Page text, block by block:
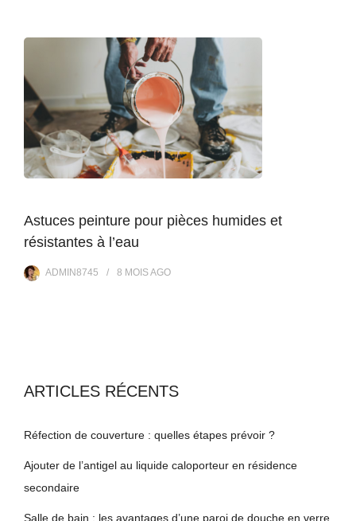
Astuces peinture pour pièces humides et
résistantes à l’eau
ADMIN8745 8 MOISAGO
ARTICLES RÉCENTS
Réfection de couverture : quelles étapes prévoir ?
Ajouter de l’antigel au liquide caloporteur en résidence
secondaire
Salle de bain : les avantages d’une paroi de douche en verre